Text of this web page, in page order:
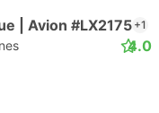
| Avion #LX2175 +1
4.0